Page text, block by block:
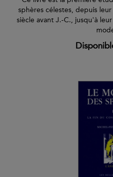
sphères célestes, depuis
siècle avant J.-C., jusqu'à